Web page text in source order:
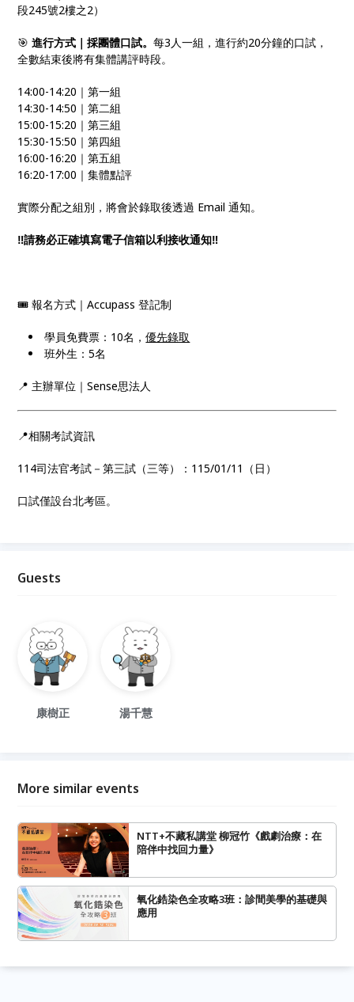
段245號2樓之2）
🎯進行方式｜採團體口試。每3人一組，進行約20分鐘的口試，
全數結束後將有集體講評時段。
14:00-14:20｜第一組
14:30-14:50｜第二組
15:00-15:20｜第三組
15:30-15:50｜第四組
16:00-16:20｜第五組
16:20-17:00｜集體點評
實際分配之組別，將會於錄取後透過 Email 通知。
‼️請務必正確填寫電子信箱以利接收通知‼️
🎟 報名方式｜Accupass 登記制
學員免費票：10名，優先錄取
班外生：5名
📍 主辦單位｜Sense思法人
📍相關考試資訊
114司法官考試－第三試（三等）：115/01/11（日）
口試僅設台北考區。
Guests
康樹正 湯千慧
More similar events
NTT+不藏私講堂 柳冠竹《戲劇治療：在
陪伴中找回力量》
氧化鋯染色全攻略3班：診間美學的基礎與
應用